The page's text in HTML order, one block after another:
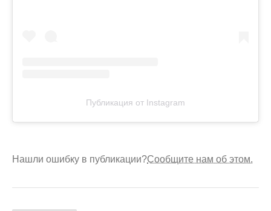
Публикация от Instagram
Нашли ошибку в публикации?Сообщите нам об этом.